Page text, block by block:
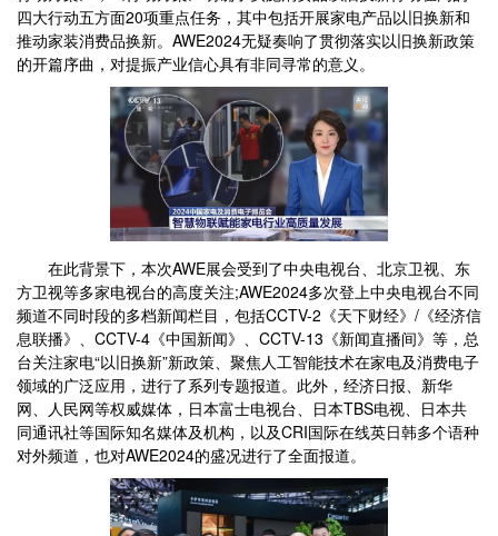
四大行动五方面20项重点任务，其中包括开展家电产品以旧换新和
推动家装消费品换新。AWE2024无疑奏响了贯彻落实以旧换新政策
的开篇序曲，对提振产业信心具有非同寻常的意义。
在此背景下，本次AWE展会受到了中央电视台、北京卫视、东
方卫视等多家电视台的高度关注;AWE2024多次登上中央电视台不同
频道不同时段的多档新闻栏目，包括CCTV-2《天下财经》/《经济信
息联播》、CCTV-4《中国新闻》、CCTV-13《新闻直播间》等，总
台关注家电“以旧换新”新政策、聚焦人工智能技术在家电及消费电子
领域的广泛应用，进行了系列专题报道。此外，经济日报、新华
网、人民网等权威媒体，日本富士电视台、日本TBS电视、日本共
同通讯社等国际知名媒体及机构，以及CRI国际在线英日韩多个语种
对外频道，也对AWE2024的盛况进行了全面报道。